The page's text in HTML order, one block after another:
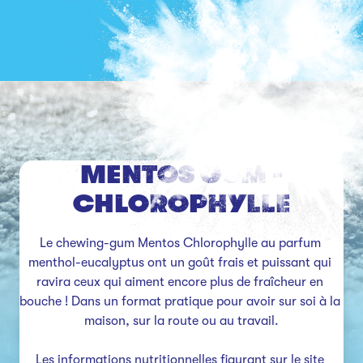
MENTOS GUM -
CHLOROPHYLLE
Le chewing-gum Mentos Chlorophylle au parfum
menthol-eucalyptus ont un goût frais et puissant qui
ravira ceux qui aiment encore plus de fraîcheur en
bouche ! Dans un format pratique pour avoir sur soi à la
maison, sur la route ou au travail.
Les informations nutritionnelles figurant sur le site